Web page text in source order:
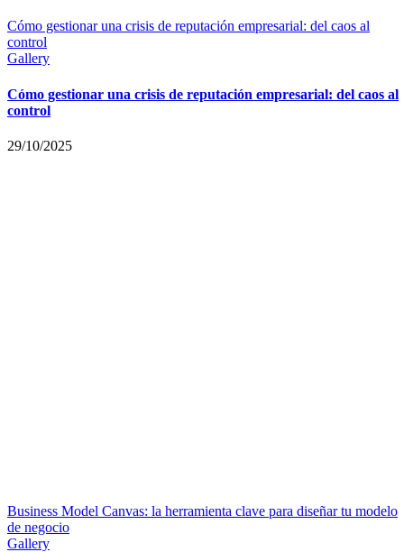
Cómo gestionar una crisis de reputación empresarial: del caos al
control
Gallery
Cómo gestionar una crisis de reputación empresarial: del caos al
control
29/10/2025
Business Model Canvas: la herramienta clave para diseñar tu modelo
de negocio
Gallery